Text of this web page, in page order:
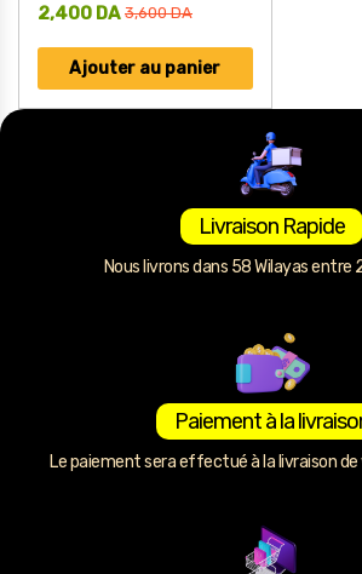
3,600DA
2,400 DA
Ajouter au panier
Livraison Rapide
Nous livrons dans 58 Wilayas entre
Paiement à la
Le paiement sera effectué à la livraison